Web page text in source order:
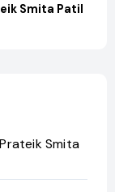
Smita Patil
Smita